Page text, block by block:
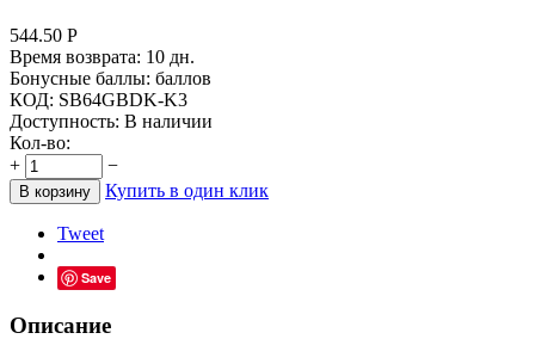
544.50 Р
Время возврата: 10 дн.
Бонусные баллы: баллов
КОД: SB64GBDK-K3
Доступность: В наличии
Кол-во:
+
−
В корзину Купить в один клик
Tweet
Save
Описание